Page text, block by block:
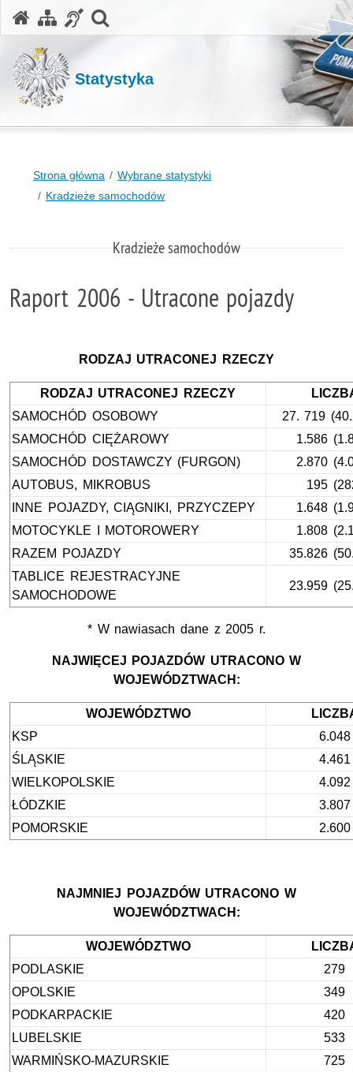
Statystyka
Strona główna
Wybrane statystyki
Kradzieże samochodów
Kradzieże samochodów
Raport 2006 - Utracone pojazdy
RODZAJ UTRACONEJ RZECZY
RODZAJ UTRACONEJ RZECZY
SAMOCHÓD OSOBOWY
27. 719
SAMOCHÓD CIĘŻAROWY
1.586
SAMOCHÓD DOSTAWCZY (FURGON)
2.870
AUTOBUS, MIKROBUS
195
INNE POJAZDY, CIĄGNIKI, PRZYCZEPY
1.648
MOTOCYKLE I MOTOROWERY
1.808
RAZEM POJAZDY
35.826
TABLICE REJESTRACYJNE
SAMOCHODOWE
23.959
* W nawiasach dane z 2005 r.
NAJWIĘCEJ POJAZDÓW UTRACONO W
WOJEWÓDZTWACH:
WOJEWÓDZTWO
KSP
6.048
ŚLĄSKIE
4.461
WIELKOPOLSKIE
4.092
ŁÓDZKIE
3.807
POMORSKIE
2.600
NAJMNIEJ POJAZDÓW UTRACONO W
WOJEWÓDZTWACH:
WOJEWÓDZTWO
PODLASKIE
279
OPOLSKIE
349
PODKARPACKIE
420
LUBELSKIE
533
WARMIŃSKO-MAZURSKIE
725